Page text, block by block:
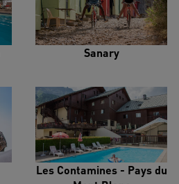
Sanary
Les Contamines - Pays du